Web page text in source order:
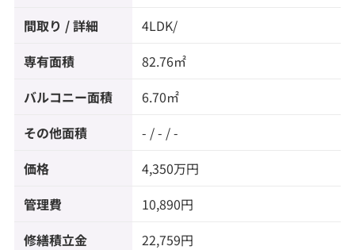
間取り / 詳細 4LDK/
専有面積 82.76㎡
バルコニー面積 6.70㎡
その他面積 - / - / -
価格 4,350万円
管理費 10,890円
修繕積立金 22,759円